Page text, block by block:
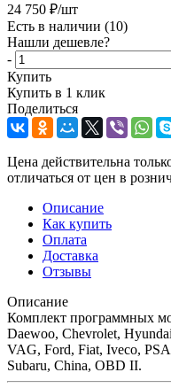
24 750 ₽/шт
Есть в наличии (10)
Нашли дешевле?
-
Купить
Купить в 1 клик
Поделиться
Цена действительна
отличаться от цен в
Описание
Как купить
Оплата
Доставка
Отзывы
Описание
Комплект программных
Daewoo, Chevrolet,
VAG, Ford, Fiat, Iveco,
Subaru, China, OBD II.